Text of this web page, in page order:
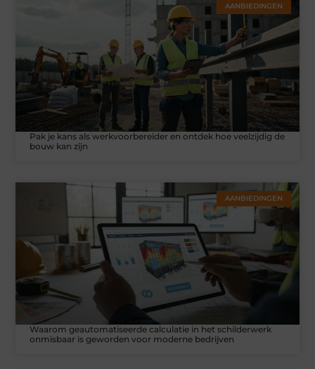
AANBIEDINGEN
Pak je kans als werkvoorbereider en ontdek hoe veelzijdig de
bouw kan zijn
AANBIEDINGEN
Waarom geautomatiseerde calculatie in het schilderwerk
onmisbaar is geworden voor moderne bedrijven